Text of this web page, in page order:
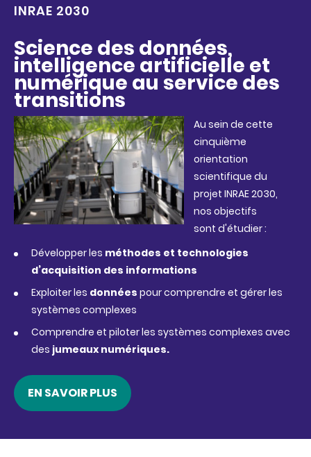
INRAE 2030
Science des données,
intelligence artificielle et
numérique au service des
transitions
Au sein de cette
cinquième
orientation
scientifique du
projet INRAE 2030,
nos objectifs
sont d'étudier :
Développer les méthodes et technologies
d’acquisition des informations
Exploiter les données pour comprendre et gérer les
systèmes complexes
Comprendre et piloter les systèmes complexes avec
des jumeaux numériques.
EN SAVOIR PLUS